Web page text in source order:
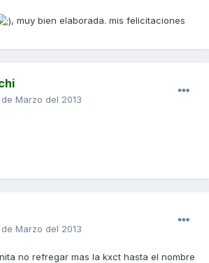
, muy bien elaborada. mis felicitaciones
de Marzo del 2013
de Marzo del 2013
no refregar mas la kxct hasta el nombre